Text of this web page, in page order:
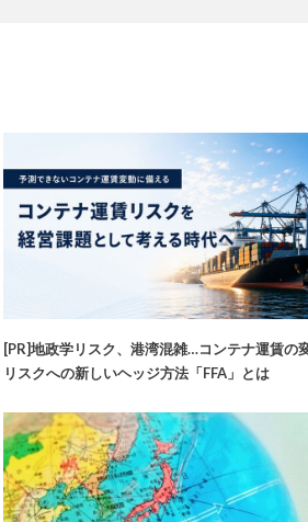
[PR]地政学リスク、港湾混雑…コンテナ運賃の
リスクへの新しいヘッジ方法「FFA」とは